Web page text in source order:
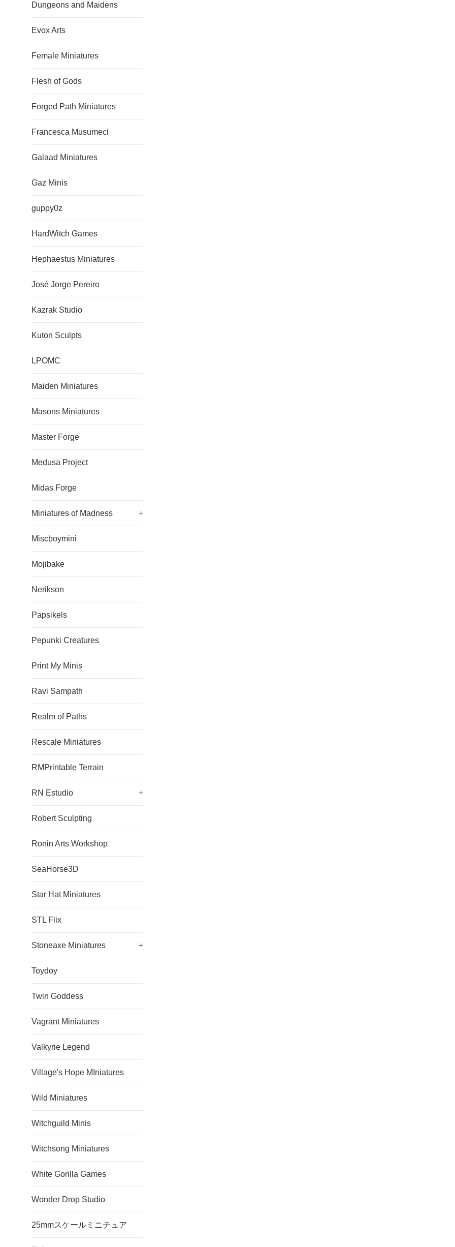
Dungeons and Maidens
Evox Arts
Female Miniatures
Flesh of Gods
Forged Path Miniatures
Francesca Musumeci
Galaad Miniatures
Gaz Minis
guppy0z
HardWitch Games
Hephaestus Miniatures
José Jorge Pereiro
Kazrak Studio
Kuton Sculpts
LPOMC
Maiden Miniatures
Masons Miniatures
Master Forge
Medusa Project
Midas Forge
Miniatures of Madness +
Miscboymini
Mojibake
Nerikson
Papsikels
Pepunki Creatures
Print My Minis
Ravi Sampath
Realm of Paths
Rescale Miniatures
RMPrintable Terrain
RN Estudio +
Robert Sculpting
Ronin Arts Workshop
SeaHorse3D
Star Hat Miniatures
STL Flix
Stoneaxe Miniatures +
Toydoy
Twin Goddess
Vagrant Miniatures
Valkyrie Legend
Village's Hope MIniatures
Wild Miniatures
Witchguild Minis
Witchsong Miniatures
White Gorilla Games
Wonder Drop Studio
25mmスケールミニチュア